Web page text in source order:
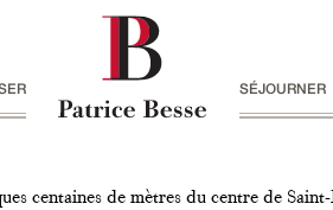
SÉJOURNER
centaines de mètres du centre de